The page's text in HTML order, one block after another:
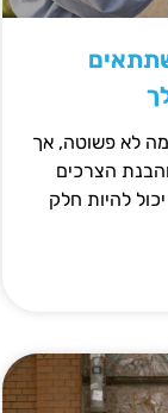
לא פשוטה, אך
הצרכים
להיות חלק